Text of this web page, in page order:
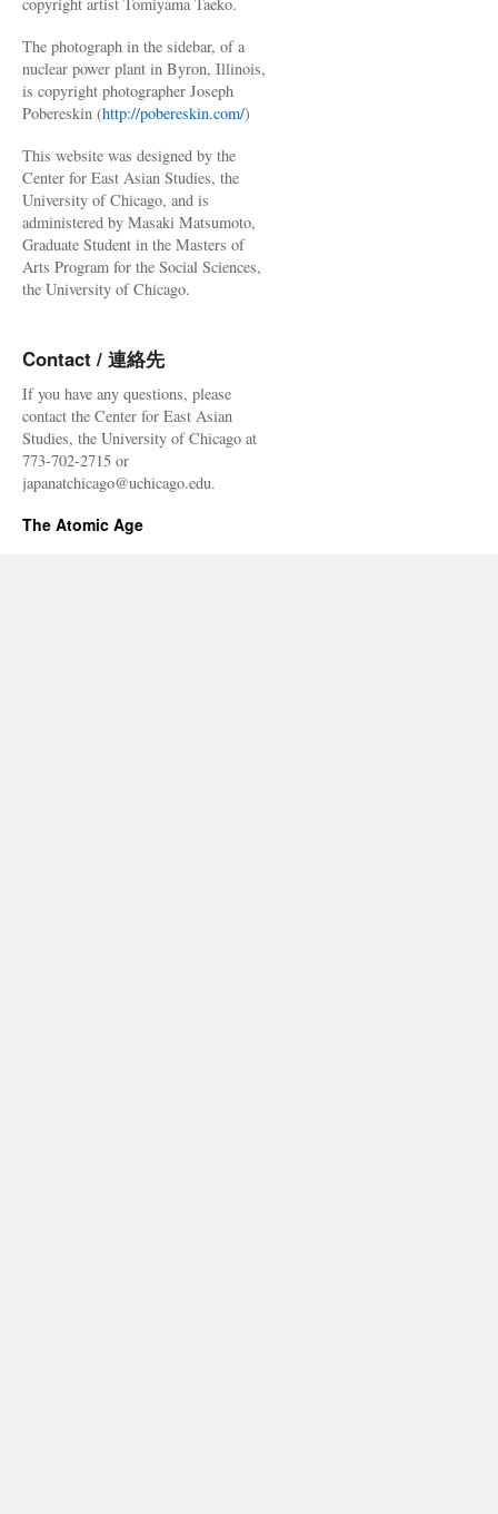
The photograph in the sidebar, of a
nuclear power plant in Byron, Illinois,
is copyright photographer Joseph
Pobereskin (http://pobereskin.com/)
This website was designed by the
Center for East Asian Studies, the
University of Chicago, and is
administered by Masaki Matsumoto,
Graduate Student in the Masters of
Arts Program for the Social Sciences,
the University of Chicago.
Contact / 連絡先
If you have any questions, please
contact the Center for East Asian
Studies, the University of Chicago at
773-702-2715 or
japanatchicago@uchicago.edu.
The Atomic Age